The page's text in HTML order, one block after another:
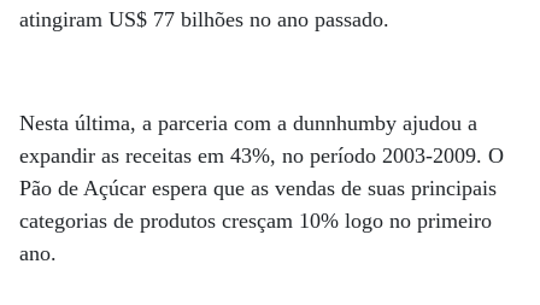
atingiram US$ 77 bilhões no ano passado.
Nesta última, a parceria com a dunnhumby ajudou a
expandir as receitas em 43%, no período 2003-2009. O
Pão de Açúcar espera que as vendas de suas principais
categorias de produtos cresçam 10% logo no primeiro
ano.